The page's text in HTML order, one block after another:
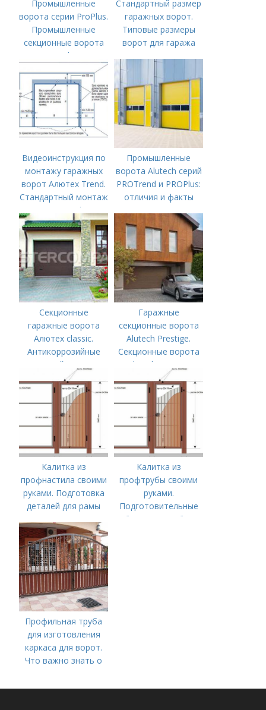
Промышленные
ворота серии ProPlus.
Промышленные
секционные ворота
ProPlus
Стандартный размер
гаражных ворот.
Типовые размеры
ворот для гаража
Видеоинструкция по
монтажу гаражных
ворот Алютех Trend.
Стандартный монтаж
ворот Trend – в
новом обучающем
видео
Промышленные
ворота Alutech серий
PROTrend и PROPlus:
отличия и факты
Секционные
гаражные ворота
Алютех classic.
Антикоррозийные
свойства
Гаражные
секционные ворота
Alutech Prestige.
Секционные ворота
Alutech Prestige
Калитка из
профнастила своими
руками. Подготовка
деталей для рамы
Калитка из
профтрубы своими
руками.
Подготовительные
работы и разработка
Профильная труба
для изготовления
каркаса для ворот.
Что важно знать о
изготовлении ворот?